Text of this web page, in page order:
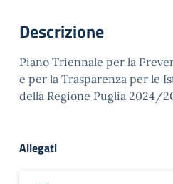
Descrizione
Piano Triennale per la
e per la Trasparenza per le
della Regione Puglia 2024/
Allegati